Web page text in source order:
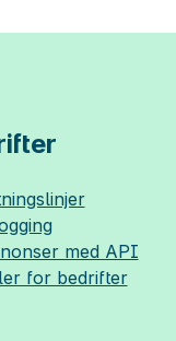
med API
for bedrifter